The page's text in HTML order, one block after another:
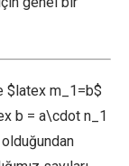
$latex m_1=b$
b = a\cdot n_1